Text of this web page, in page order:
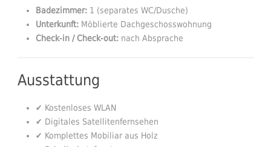
Badezimmer: 1 (separates WC/Dusche)
Unterkunft: Möblierte Dachgeschosswohnung
Check-in / Check-out: nach Absprache
Ausstattung
✔ Kostenloses WLAN
✔ Digitales Satellitenfernsehen
✔ Komplettes Mobiliar aus Holz